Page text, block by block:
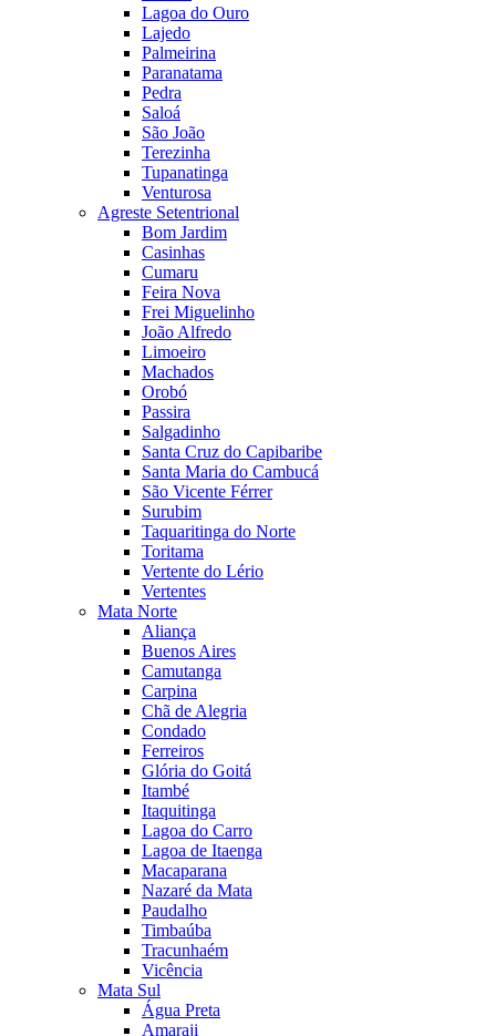
Lagoa do Ouro
Lajedo
Palmeirina
Paranatama
Pedra
Saloá
São João
Terezinha
Tupanatinga
Venturosa
Agreste Setentrional
Bom Jardim
Casinhas
Cumaru
Feira Nova
Frei Miguelinho
João Alfredo
Limoeiro
Machados
Orobó
Passira
Salgadinho
Santa Cruz do Capibaribe
Santa Maria do Cambucá
São Vicente Férrer
Surubim
Taquaritinga do Norte
Toritama
Vertente do Lério
Vertentes
Mata Norte
Aliança
Buenos Aires
Camutanga
Carpina
Chã de Alegria
Condado
Ferreiros
Glória do Goitá
Itambé
Itaquitinga
Lagoa do Carro
Lagoa de Itaenga
Macaparana
Nazaré da Mata
Paudalho
Timbaúba
Tracunhaém
Vicência
Mata Sul
Água Preta
Amaraji